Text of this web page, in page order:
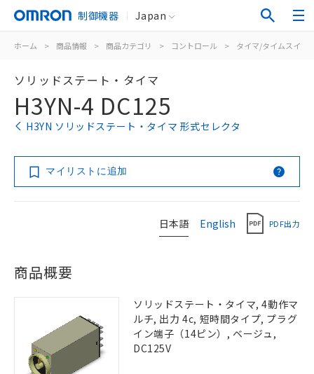
制御機器 Japan
ホーム > 商品情報 > 商品カテゴリ > コントロール > タイマ/タイムスイッ
ソリッドステート・タイマ
H3YN-4 DC125
H3YN ソリッドステート・タイマ 形式セレクタ
マイリストに追加
日本語 English PDF出力
商品概要
ソリッドステート・タイマ, 4動作マ
ルチ, 出力 4c, 短時間タイプ, プラグ
イン端子（14ピン）, ベージュ,
DC125V